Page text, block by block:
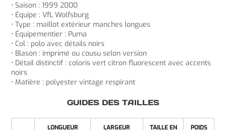
• Saison : 1999 2000
• Équipe : VfL Wolfsburg
• Type : maillot extérieur manches longues
• Équipementier : Puma
• Col : polo avec détails noirs
• Blason : imprimé ou cousu selon version
• Détail distinctif : coloris vert citron fluorescent avec accents
noirs
• Matière : polyester vintage respirant
GUIDES DES TAILLES
LONGUEUR
LARGEUR
TAILLE EN
POIDS